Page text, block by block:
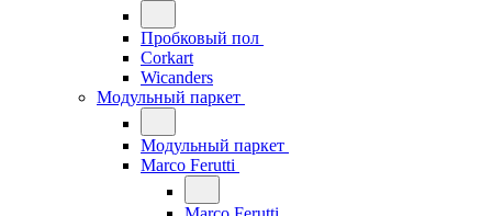
Пробковый пол
Corkart
Wicanders
Модульный паркет
Модульный паркет
Marco Ferutti